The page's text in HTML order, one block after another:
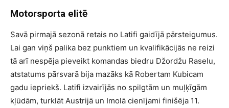
Motorsporta elitē
Savā pirmajā sezonā retais no Latifi gaidījā pārsteigumus.
Lai gan viņš palika bez punktiem un kvalifikācijās ne reizi
tā arī nespēja pieveikt komandas biedru Džordžu Raselu,
atstatums pārsvarā bija mazāks kā Robertam Kubicam
gadu iepriekš. Latifi izvairījās no spilgtām un muļķīgām
kļūdām, turklāt Austrijā un Imolā cienījami finišēja 11.